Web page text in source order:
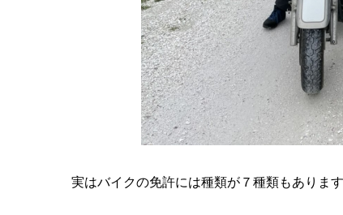
実はバイクの免許には種類が７種類もあります